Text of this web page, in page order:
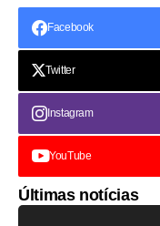
Facebook
Twitter
Instagram
YouTube
Últimas notícias